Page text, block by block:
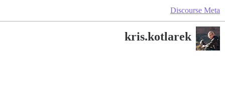
Discourse Meta
kris.kotlarek